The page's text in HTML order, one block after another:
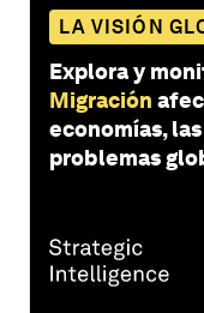
LA VISIÓN
Explora y
Migración
economías,
problemas